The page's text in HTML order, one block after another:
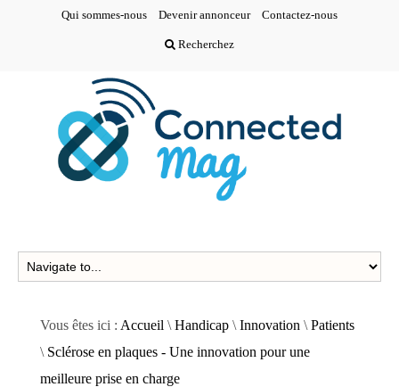
Qui sommes-nous Devenir annonceur Contactez-nous
Recherchez
Vous êtes ici : Accueil \ Handicap \ Innovation \ Patients
\ Sclérose en plaques - Une innovation pour une
meilleure prise en charge